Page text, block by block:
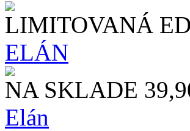
LIMITOVANÁ
ELÁN
NA SKLADE
Elán